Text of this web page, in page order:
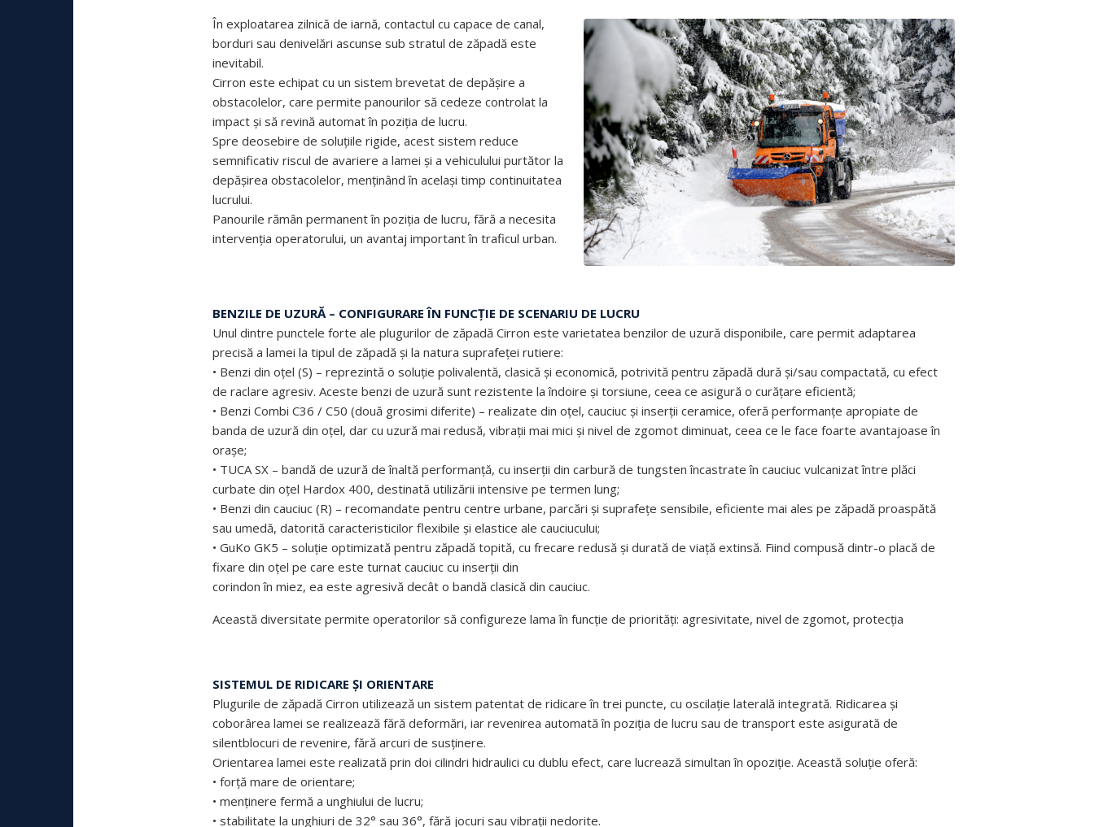
În exploatarea zilnică de iarnă, contactul cu capace de canal,
borduri sau denivelări ascunse sub stratul de zăpadă este
inevitabil.
Cirron este echipat cu un sistem brevetat de depășire a
obstacolelor, care permite panourilor să cedeze controlat la
impact și să revină automat în poziția de lucru.
Spre deosebire de soluțiile rigide, acest sistem reduce
semnificativ riscul de avariere a lamei și a vehiculului purtător la
depășirea obstacolelor, menținând în același timp continuitatea
lucrului.
Panourile rămân permanent în poziția de lucru, fără a necesita
intervenția operatorului, un avantaj important în traficul urban.
BENZILE DE UZURĂ – CONFIGURARE ÎN FUNCȚIE DE SCENARIU DE LUCRU
Unul dintre punctele forte ale plugurilor de zăpadă Cirron este varietatea benzilor de uzură disponibile, care permit adaptarea
precisă a lamei la tipul de zăpadă și la natura suprafeței rutiere:
• Benzi din oțel (S) – reprezintă o soluție polivalentă, clasică și economică, potrivită pentru zăpadă dură și/sau compactată, cu efect
de raclare agresiv. Aceste benzi de uzură sunt rezistente la îndoire și torsiune, ceea ce asigură o curățare eficientă;
• Benzi Combi C36 / C50 (două grosimi diferite) – realizate din oțel, cauciuc și inserții ceramice, oferă performanțe apropiate de
banda de uzură din oțel, dar cu uzură mai redusă, vibrații mai mici și nivel de zgomot diminuat, ceea ce le face foarte avantajoase în
orașe;
• TUCA SX – bandă de uzură de înaltă performanță, cu inserții din carbură de tungsten încastrate în cauciuc vulcanizat între plăci
curbate din oțel Hardox 400, destinată utilizării intensive pe termen lung;
• Benzi din cauciuc (R) – recomandate pentru centre urbane, parcări și suprafețe sensibile, eficiente mai ales pe zăpadă proaspătă
sau umedă, datorită caracteristicilor flexibile și elastice ale cauciucului;
• GuKo GK5 – soluție optimizată pentru zăpadă topită, cu frecare redusă și durată de viață extinsă. Fiind compusă dintr-o placă de
fixare din oțel pe care este turnat cauciuc cu inserții din
corindon în miez, ea este agresivă decât o bandă clasică din cauciuc.
Această diversitate permite operatorilor să configureze lama în funcție de priorități: agresivitate, nivel de zgomot, protecția
SISTEMUL DE RIDICARE ȘI ORIENTARE
Plugurile de zăpadă Cirron utilizează un sistem patentat de ridicare în trei puncte, cu oscilație laterală integrată. Ridicarea și
coborârea lamei se realizează fără deformări, iar revenirea automată în poziția de lucru sau de transport este asigurată de
silentblocuri de revenire, fără arcuri de susținere.
Orientarea lamei este realizată prin doi cilindri hidraulici cu dublu efect, care lucrează simultan în opoziție. Această soluție oferă:
• forță mare de orientare;
• menținere fermă a unghiului de lucru;
• stabilitate la unghiuri de 32° sau 36°, fără jocuri sau vibrații nedorite.